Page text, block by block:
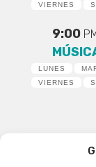
VIERNES
9:00 PM
LUNES
VIERNES